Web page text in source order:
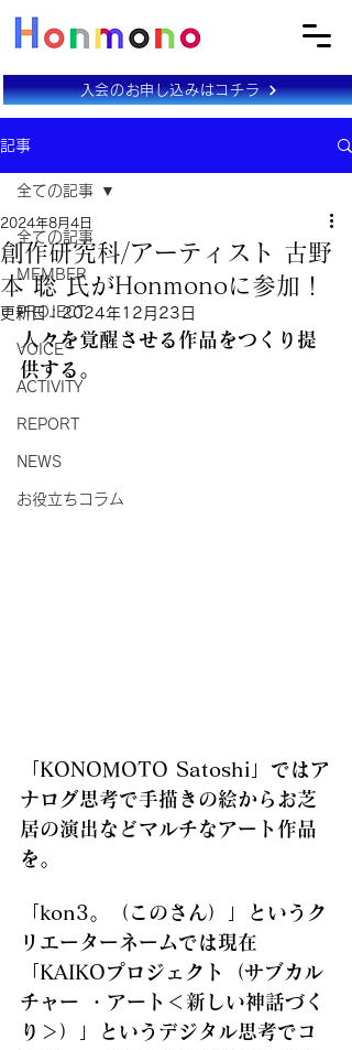
入会のお申し込みはコチラ
記事
全ての記事
MEMBER
PROJECT
VOICE
ACTIVITY
REPORT
NEWS
お役立ちコラム
全ての記事
創作研究科/アーティスト 古野
本 聡 氏がHonmonoに参加！
2024年8月4日
更新日：2024年12月23日
人々を覚醒させる作品をつくり提
供する。
「KONOMOTO Satoshi」ではア
ナログ思考で手描きの絵からお芝
居の演出などマルチなアート作品
を。
「kon3。（このさん）」というク
リエーターネームでは現在
「KAIKOプロジェクト（サブカル
チャー ・アート＜新しい神話づく
り＞）」というデジタル思考でコ